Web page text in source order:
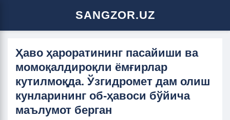
SANGZOR.UZ
Ҳаво ҳароратининг пасайиши ва
момоқалдироқли ёмғирлар
кутилмоқда. Ўзгидромет дам олиш
кунларининг об-ҳавоси бўйича
маълумот берган